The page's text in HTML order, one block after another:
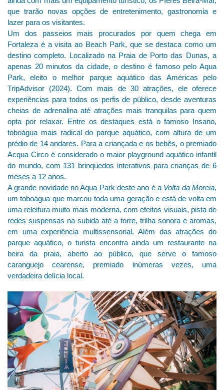
que trarão novas opções de entretenimento, gastronomia e
lazer para os visitantes.
Um dos passeios mais procurados por quem chega em
Fortaleza é a visita ao Beach Park, que se destaca como um
destino completo. Localizado na Praia de Porto das Dunas, a
apenas 20 minutos da cidade, o destino é famoso pelo Aqua
Park, eleito o melhor parque aquático das Américas pelo
TripAdvisor (2024). Com mais de 30 atrações, ele oferece
experiências para todos os perfis de público, desde aventuras
cheias de adrenalina até atrações mais tranquilas para quem
opta por relaxar. Entre os destaques está o famoso Insano,
toboágua mais radical do parque aquático, com altura de um
prédio de 14 andares. Para a criançada e os bebês, o premiado
Acqua Circo é considerado o maior playground aquático infantil
do mundo, com 131 brinquedos interativos para crianças de 6
meses a 12 anos.
A grande novidade no Aqua Park deste ano é a Volta da Moreia,
um toboágua que marcou toda uma geração e está de volta em
uma releitura muito mais moderna, com efeitos visuais, pista de
redes suspensas na subida até a torre, trilha sonora e aromas,
em uma experiência multissensorial. Além das atrações do
parque aquático, o turista encontra ainda um restaurante na
beira da praia, aberto ao público, que serve o famoso
caranguejo cearense, premiado inúmeras vezes, uma
verdadeira delícia local.